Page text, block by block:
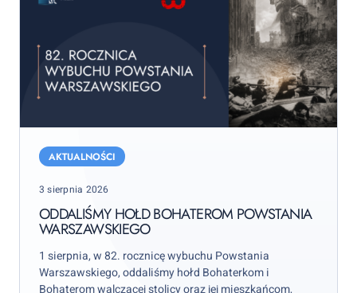
hołd
Powstania
Warszawskiego
AKTUALNOŚCI
Posted
3 sierpnia 2026
ODDALIŚMY HOŁD BOHATEROM POWSTANIA
WARSZAWSKIEGO
1 sierpnia, w 82. rocznicę wybuchu Powstania
Warszawskiego, oddaliśmy hołd Bohaterkom i
Bohaterom walczącej stolicy oraz jej mieszkańcom,